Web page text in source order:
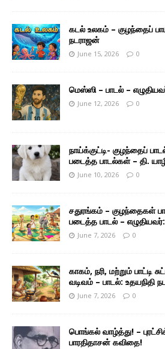
கடல் உலகம் – குழந்தைப்
நடராஜன்
June 15, 2026 0
மெஸ்ஸி – பாடல் –
June 12, 2026 0
நாய்க்குட்டி- குழந்தைப்
படைத்த பாடல்கள் – தி.
June 10, 2026 0
சதுரங்கம் – குழந்தைகள்
படைத்த பாடல் – எழுதியவர்:
June 7, 2026 0
காகம், நரி, மற்றும் பாட்டி
வடிவம் – பாடல்: உதயநிதி
June 7, 2026 0
பொங்கல் வாழ்த்து! –
பாரதிதாசன் கவிதை!